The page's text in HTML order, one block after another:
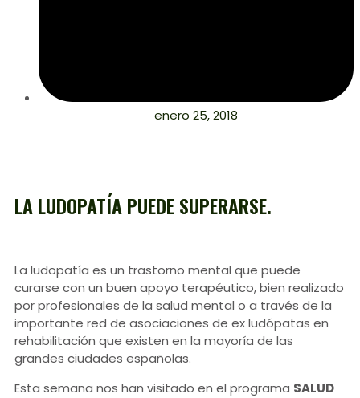
enero 25, 2018
LA LUDOPATÍA PUEDE SUPERARSE.
La ludopatía es un trastorno mental que puede
curarse con un buen apoyo terapéutico, bien realizado
por profesionales de la salud mental o a través de la
importante red de asociaciones de ex ludópatas en
rehabilitación que existen en la mayoría de las
grandes ciudades españolas.
Esta semana nos han visitado en el programa SALUD